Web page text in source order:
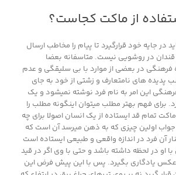
از ماکت کجاست؟
در جایه خود قرارگیرد تا پیام را مخاطب ارسال
در روشویی نیست. متاسفانه بعضا
فرهنگی در بعضی از موارد با بی سلیقگی و عدم
پدیده های نامتعارف و زشتی از خود به جای
این امر به نام فرد نوشته نمیشود و یک
برای فهم بهتر مطلب میتوان اینگونه مطلب را
تمام قد ایستاده از یک انسان اصولا برای چه
اولین چیزی که به ذهن میرسد آن است که
آن فرد در اندازه واقعی و طبیعی ایستاده است
با او در لحظه داشته باشد و حتی با وی اگر در قید
عکس یادگاری بگیرد. پس با این پیش فرض این